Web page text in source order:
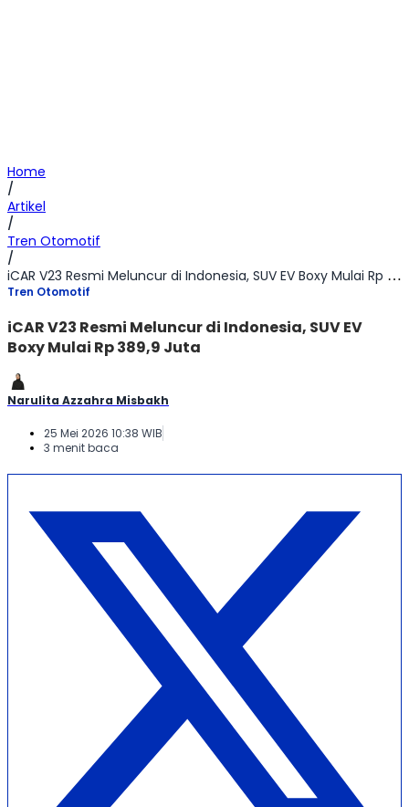
Home
/
Artikel
/
Tren Otomotif
/
iCAR V23 Resmi Meluncur di Indonesia, SUV EV Boxy Mulai Rp 389,9 Juta
Tren Otomotif
iCAR V23 Resmi Meluncur di Indonesia, SUV EV
Boxy Mulai Rp 389,9 Juta
Narulita Azzahra Misbakh
25 Mei 2026 10:38 WIB
3 menit baca